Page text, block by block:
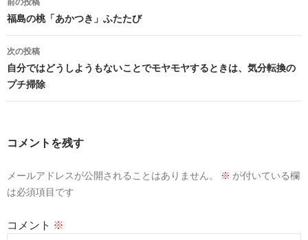
稿
ナ
ビ
ゲ
シ
ン
福島の桃「あかつき」ふたたび
次の投稿
自分ではどうしようもないことでモヤモヤするときは、気分転換の
プチ掃除
コメントを残す
メールアドレスが公開されることはありません。 ※ が付いている欄
は必須項目です
コメント ※